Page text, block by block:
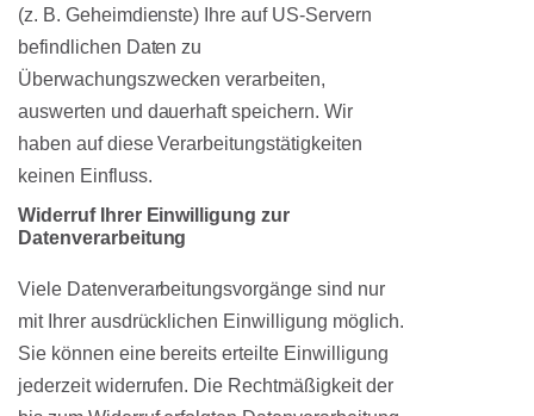
(z. B. Geheimdienste) Ihre auf US-Servern
befindlichen Daten zu
Überwachungszwecken verarbeiten,
auswerten und dauerhaft speichern. Wir
haben auf diese Verarbeitungstätigkeiten
keinen Einfluss.
Widerruf Ihrer Einwilligung zur
Datenverarbeitung
Viele Datenverarbeitungsvorgänge sind nur
mit Ihrer ausdrücklichen Einwilligung möglich.
Sie können eine bereits erteilte Einwilligung
jederzeit widerrufen. Die Rechtmäßigkeit der